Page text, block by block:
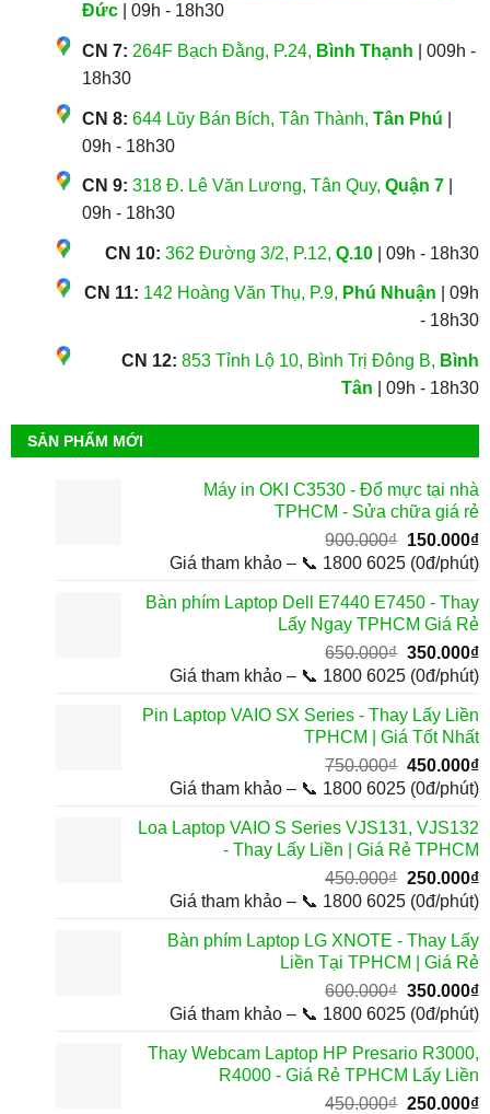
Đức| 09h - 18h30
CN 7: 264F Bạch Đằng, P.24, Bình Thạnh | 009h -
18h30
CN 8: 644 Lũy Bán Bích, Tân Thành, Tân Phú
09h - 18h30
CN 9: 318 Đ. Lê Văn Lương, Tân Quy, Quận 7|
09h - 18h30
CN 10: 362 Đường 3/2, P.12,Q.10 | 09h - 18h30
CN 11: 142 Hoàng Văn Thụ, P.9, Phú Nhuận | 09h
- 18h30
CN 12: 853 Tỉnh Lộ 10, Bình Trị Đông B, Bình
Tân | 09h - 18h30
SẢN PHẨM MỚI
Máy in OKI C3530 - Đổ mực tại nhà
TPHCM - Sửa chữa giá rẻ
900.000₫ Giá
gốc
900.000₫.
150.000₫
Giá tham khảo – 📞 1800 6025 (0đ/phút)
Bàn phím Laptop Dell E7440 E7450 - Thay
Lấy Ngay TPHCM Giá Rẻ
650.000₫ Giá
gốc
650.000₫.
350.000₫
Giá tham khảo – 📞 1800 6025 (0đ/phút)
Pin Laptop VAIO SX Series - Thay Lấy Liền
TPHCM | Giá Tốt Nhất
750.000₫ Giá
gốc
750.000₫.
450.000₫
Giá tham khảo – 📞 1800 6025 (0đ/phút)
Loa Laptop VAIO S Series VJS131, VJS132
- Thay Lấy Liền | Giá Rẻ TPHCM
450.000₫ Giá
gốc
450.000₫.
250.000₫
Giá tham khảo – 📞 1800 6025 (0đ/phút)
Bàn phím Laptop LG XNOTE - Thay Lấy
Liền Tại TPHCM | Giá Rẻ
600.000₫ Giá
gốc
600.000₫.
350.000₫
Giá tham khảo – 📞 1800 6025 (0đ/phút)
Thay Webcam Laptop HP Presario R3000,
R4000 - Giá Rẻ TPHCM Lấy Liền
450.000₫ Giá
250.000₫